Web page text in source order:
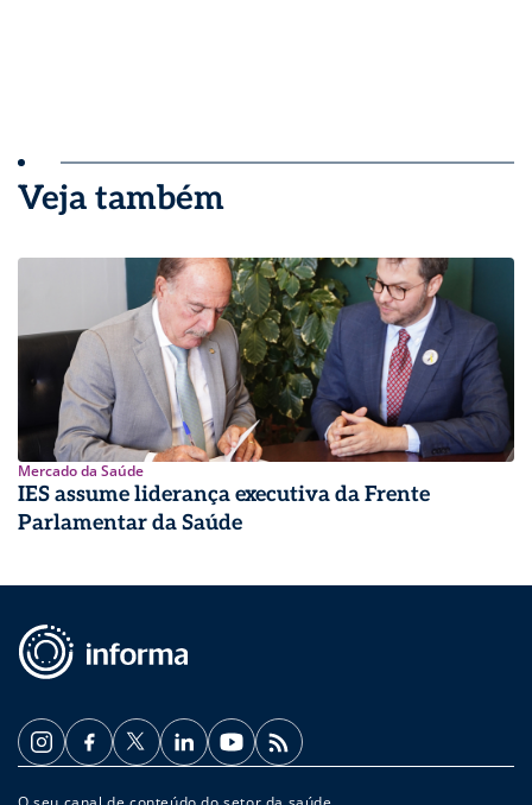
Veja também
Mercado da Saúde
IES assume liderança executiva da Frente
Parlamentar da Saúde